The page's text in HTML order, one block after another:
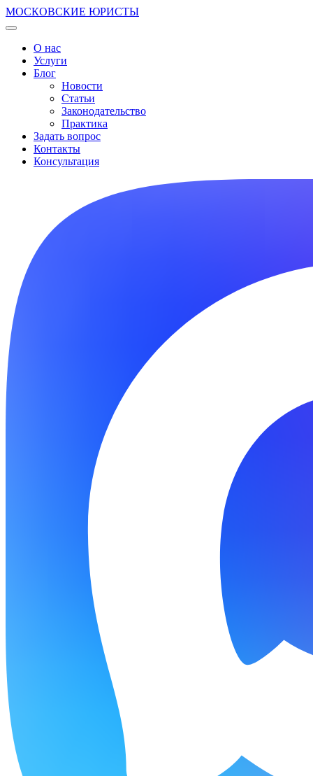
МОСКОВСКИЕ ЮРИСТЫ
О нас
Услуги
Блог
Новости
Статьи
Законодательство
Практика
Задать вопрос
Контакты
Консультация